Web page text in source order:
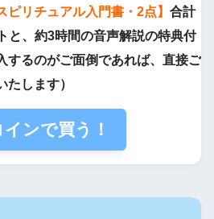
ピリチュアル入門書・2点】 合計
と、約3時間の音声解説の特典付
するのがご面倒であれば、直接ご
します）
ンで買う！